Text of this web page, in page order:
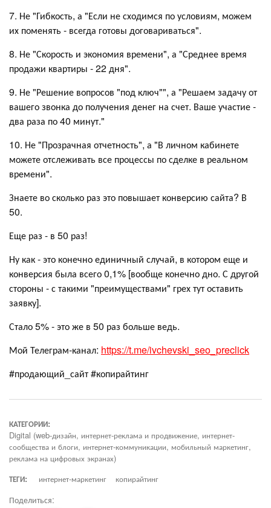
7. Не "Гибкость, а "Если не сходимся по условиям, можем
их поменять - всегда готовы договариваться".
8. Не "Скорость и экономия времени", а "Среднее время
продажи квартиры - 22 дня".
9. Не "Решение вопросов "под ключ"", а "Решаем задачу от
вашего звонка до получения денег на счет. Ваше участие -
два раза по 40 минут."
10. Не "Прозрачная отчетность", а "В личном кабинете
можете отслеживать все процессы по сделке в реальном
времени".
Знаете во сколько раз это повышает конверсию сайта? В
50.
Еще раз - в 50 раз!
Ну как - это конечно единичный случай, в котором еще и
конверсия была всего 0,1% [вообще конечно дно. С другой
стороны - с такими "преимуществами" грех тут оставить
заявку].
Стало 5% - это же в 50 раз больше ведь.
Мой Телеграм-канал: https://t.me/ivchevski_seo_preclick
#продающий_сайт #копирайтинг
КАТЕГОРИИ:
Digital (web-дизайн, интернет-реклама и продвижение, интернет-
сообщества и блоги, интернет-коммуникации, мобильный маркетинг,
реклама на цифровых экранах)
ТЕГИ:
интернет-маркетинг копирайтинг
Поделиться: